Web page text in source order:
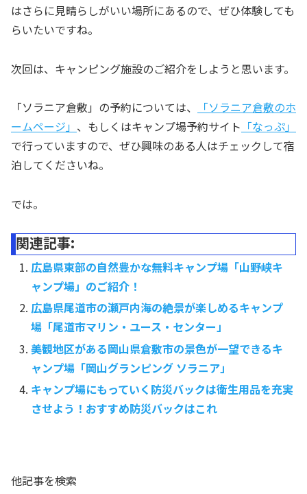
はさらに見晴らしがいい場所にあるので、ぜひ体験しても
らいたいですね。
次回は、キャンピング施設のご紹介をしようと思います。
「ソラニア倉敷」の予約については、
「ソラニア倉敷のホ
ームページ」 、もしくはキャンプ場予約サイト 「なっぷ」
で行っていますので、ぜひ興味のある人はチェックして宿
泊してくださいね。
では。
関連記事:
広島県東部の自然豊かな無料キャンプ場「山野峡キ
ャンプ場」のご紹介！
広島県尾道市の瀬戸内海の絶景が楽しめるキャンプ
場「尾道市マリン・ユース・センター」
美観地区がある岡山県倉敷市の景色が一望できるキ
ャンプ場「岡山グランピング ソラニア」
キャンプ場にもっていく防災バックは衛生用品を充実
させよう！おすすめ防災バックはこれ
他記事を検索